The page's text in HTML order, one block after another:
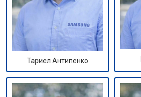
Тариел Антипенко